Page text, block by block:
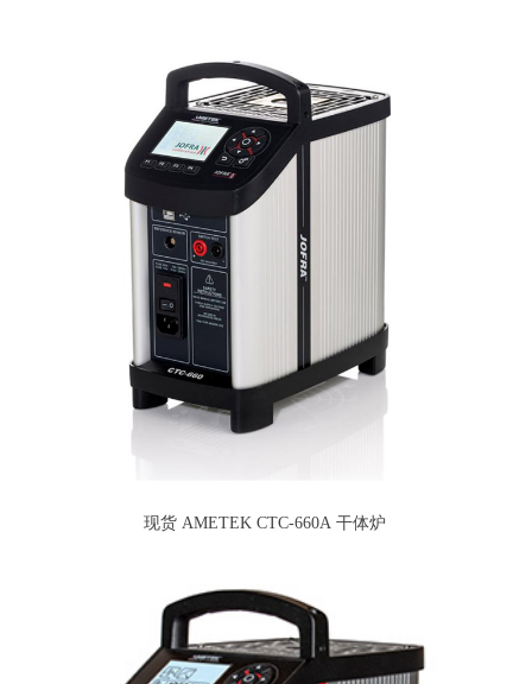
现货 AMETEK CTC-660A 干体炉